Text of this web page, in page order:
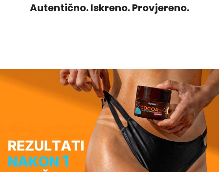
Autentično. Iskreno. Provjereno.